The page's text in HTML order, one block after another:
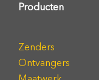
Producten
Zenders
Ontvangers